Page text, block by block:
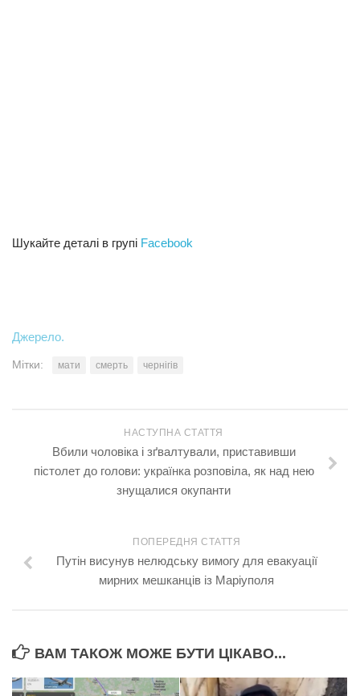
Шукайте деталі в групі Facebook
Джерело.
Мітки: мати смерть чернігів
НАСТУПНА СТАТТЯ
Вбили чоловіка і зґвалтували, приставивши
пістолет до голови: українка розповіла, як над нею
знущалися окупанти
ПОПЕРЕДНЯ СТАТТЯ
Путін висунув нелюдську вимогу для евакуації
мирних мешканців із Маріуполя
ВАМ ТАКОЖ МОЖЕ БУТИ ЦІКАВО...